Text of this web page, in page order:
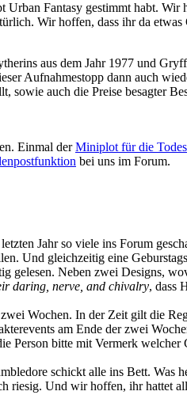
Fantasy gestimmt habt. Wir
Wir hoffen, dass ihr da etwas
aus dem Jahr 1977 und
Aufnahmestopp dann auch
sowie auch die Preise besagter
Einmal derMiniplot für die
bei uns im Forum.
Jahr so viele ins Forum
Und gleichzeitig eine
Neben zwei Designs,
daring, nerve, and chivalry, dass
Wochen. In der Zeit gilt die
am Ende der zwei
Person bitte mit Vermerk
schickt alle ins Bett. Was
riesig. Und wir hoffen, ihr hattet